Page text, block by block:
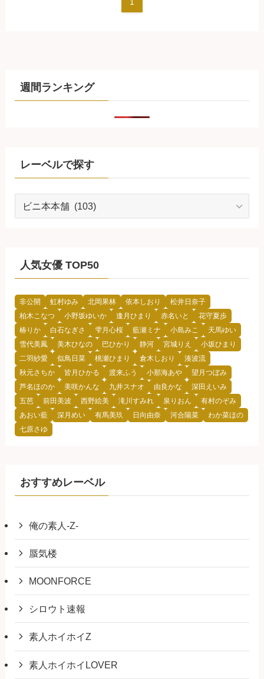
週間ランキング
レーベルで探す
人気女優 TOP50
非公開 虹村ゆみ 北岡果林 依本しおり
松井日奈子
柏木こなつ
小野坂ゆいか 逢月ひまり 赤名いと
花守夏歩
椿りか
白石なぎさ 雫月心桜 藍瀬ミナ 小島みこ
天馬ゆい
雪代美鳳
美木ひなの 巴ひかり 静河 宮城りえ
小坂ひまり
二羽紗愛
似鳥日菜 桃瀬ひまり 倉木しおり
湊波流
秋元さちか
皆月ひかる 渡来ふう 小那海あや
望月つぼみ
芦名ほのか
美咲かんな 九井スナオ 由良かな
深田えいみ
五芭
前田美波 西野絵美 滝川すみれ 泉りおん
有村のぞみ
あおい藍
深月めい 有馬美玖 日向由奈 河合陽菜
わか菜ほの
七原さゆ
おすすめレーベル
俺の素人-Z-
蜃気楼
MOONFORCE
シロウト速報
素人ホイホイZ
素人ホイホイLOVER